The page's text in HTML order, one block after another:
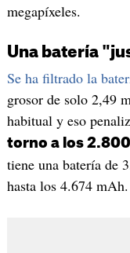
megapíxeles.
Una batería
Se ha filtrado la
grosor de solo 2,49
habitual y eso
torno a los
tiene una batería de
hasta los 4.674 mAh.